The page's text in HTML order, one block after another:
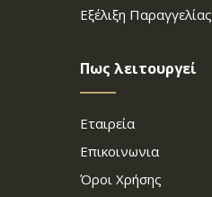
Εξέλιξη Παραγγελίας
Πως λειτουργεί
Εταιρεία
Επικοινωνια
Όροι Χρήσης